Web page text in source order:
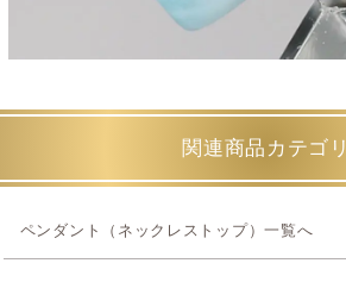
関連商品カテゴリ
ペンダント（ネックレストップ）一覧へ